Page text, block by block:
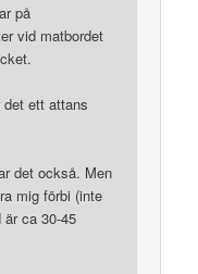
på
vid matbordet
ett attans
det också. Men
mig förbi (inte
ca 30-45